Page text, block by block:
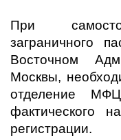
При
заграничного
Восточном
Москвы,
отделение
фактического
регистрации.